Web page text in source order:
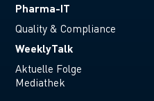
Pharma-IT
Quality & Compliance
WeeklyTalk
Aktuelle Folge
Mediathek